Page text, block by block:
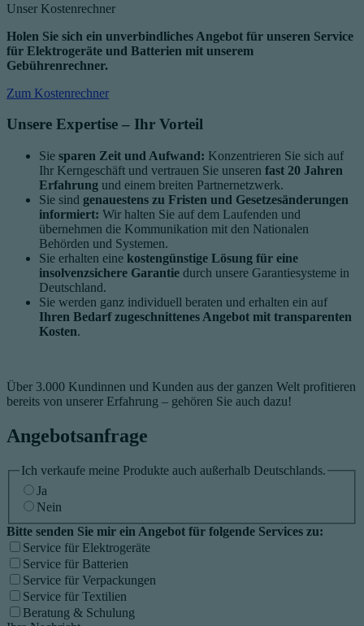
Unser Kostenrechner
Holen Sie sich ein unverbindliches Angebot für unseren Service
für Elektrogeräte und Batterien mit unserem
Gebührenrechner.
Zum Kostenrechner
Unsere Expertise – Ihr Vorteil
Sie sparen Zeit und Aufwand: Konzentrieren Sie sich auf
Ihr Kerngeschäft und vertrauen Sie unseren fast 20 Jahren
Erfahrung und einem breiten Partnernetzwerk.
Sie sind genauestens zu Fristen und Gesetzesänderungen
informiert: Wir halten Sie auf dem Laufenden und
übernehmen die Kommunikation mit den Nationalen
Behörden und Systemen.
Sie erhalten eine kostengünstige Lösung für eine
insolvenzsichere Garantie durch unsere Garantiesysteme in
Deutschland.
Sie werden ganz individuell beraten und erhalten ein auf
Ihren Bedarf zugeschnittenes Angebot mit transparenten
Kosten.
Über 3.000 Kundinnen und Kunden aus der ganzen Welt profitieren
bereits von unserer Erfahrung – gehören Sie auch dazu!
Angebotsanfrage
Ich verkaufe meine Produkte auch außerhalb Deutschlands.
Ja
Nein
Bitte senden Sie mir ein Angebot für folgende Services zu:
Service für Elektrogeräte
Service für Batterien
Service für Verpackungen
Service für Textilien
Beratung & Schulung